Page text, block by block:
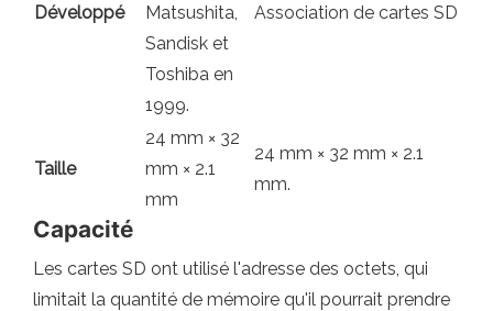
Développé
Matsushita,
Sandisk et
Toshiba en
1999.
Association de cartes SD
Taille
24 mm × 32
mm × 2.1
mm
24 mm × 32 mm × 2.1
mm.
Capacité
Les cartes SD ont utilisé l'adresse des octets, qui
limitait la quantité de mémoire qu'il pourrait prendre